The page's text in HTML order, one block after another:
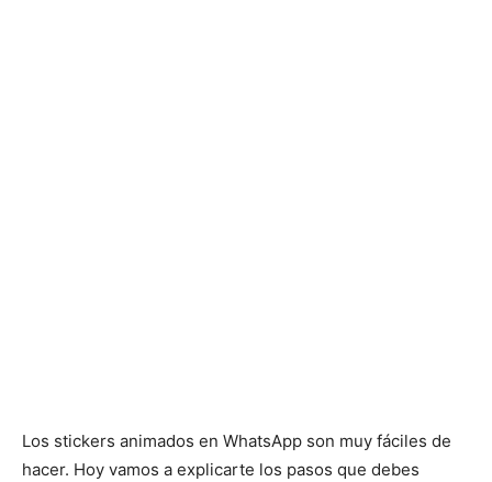
Los stickers animados en WhatsApp son muy fáciles de
hacer. Hoy vamos a explicarte los pasos que debes